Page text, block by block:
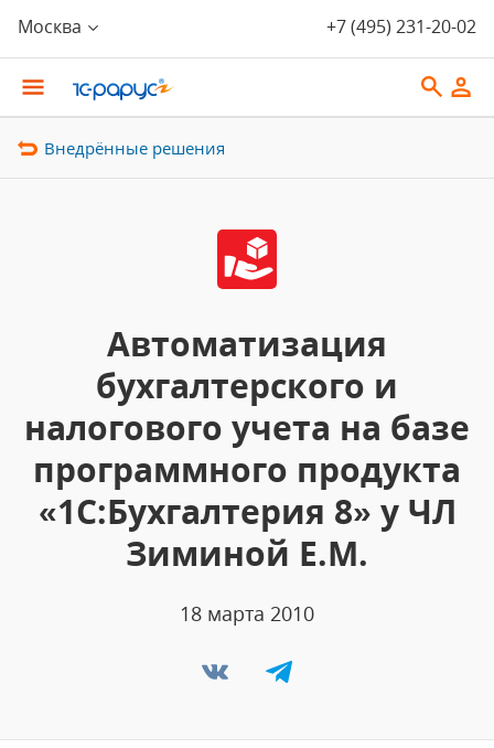
Москва +7 (495) 231-20-02
Внедрённые решения
Автоматизация
бухгалтерского и
налогового учета на базе
программного продукта
«1С:Бухгалтерия 8» у ЧЛ
Зиминой Е.М.
18 марта 2010